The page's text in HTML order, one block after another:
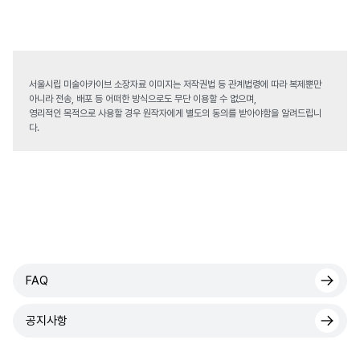
서울시립 미술아카이브 소장자료 이미지는 저작권법 등 관계법령에 따라 복제뿐만
아니라 전송, 배포 등 어떠한 방식으로도 무단 이용할 수 없으며,
영리적인 목적으로 사용할 경우 원작자에게 별도의 동의를 받아야함을 알려드립니
다.
FAQ
공지사항